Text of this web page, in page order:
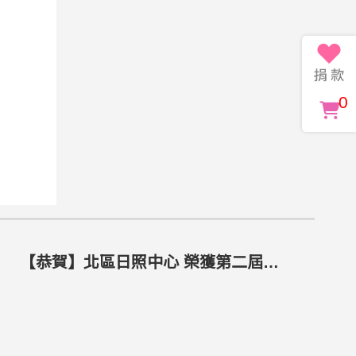
【恭賀】北區日照中心 榮獲第二屆臺中市金照獎 卓越Ｂ單位 第１名
0